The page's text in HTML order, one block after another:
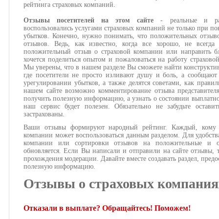
рейтинга страховых компаний.
Отзывы посетителей на этом сайте- реальные и
воспользовались услугами страховых компаний не только при
убытков. Конечно, нужно понимать, что положительных
отзывов. Ведь, как известно, когда все хорошо, не всегда
положительный отзыв о страховой компании или направить
хочется поделиться опытом и пожаловаться на работу
Мы уверены, что в нашем разделе Вы сможете найти
где посетители не просто изливают душу и боль, а сообщают
урегулировании убытков, а также делятся советами, как
нашем сайте возможно комментирование отзыва
получить полезную информацию, а узнать о состоянии
наш сервис будет полезен. Обязательно не забудьте
застрахованы.
Ваши отзывы формируют народный рейтинг. Каждый, кому
компании может воспользоваться данным разделом. Для
компании или сортировки отзывов на положительные и
обновляется. Если Вы написали и отправили на сайте отзывы,
прохождения модерации. Давайте вместе создавать раздел,
полезную информацию.
Отзывы о страховых
Отказали в выплате? Обращайтесь! Поможем!